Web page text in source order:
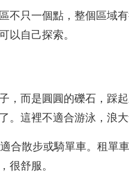
不只一個點，整個區域
以自己探索。
，而是圓圓的礫石，踩
。這裡不適合游泳，浪
合散步或騎單車。租單
很舒服。